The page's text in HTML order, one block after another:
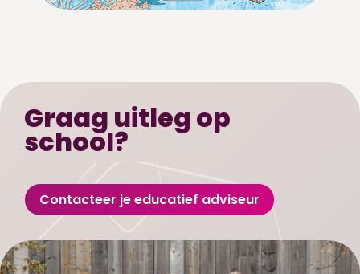
Graag uitleg op
school?
Contacteer je educatief adviseur